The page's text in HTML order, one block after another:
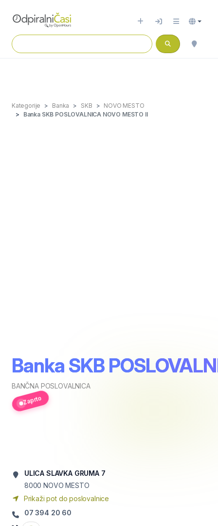
Kategorije Banka SKB
NOVO MESTO
Banka SKB POSLOVALNICA NOVO MESTO II
Banka SKB
BANČNA POSLOVALNICA
Zaprto
ULICA SLAVKA GRUMA 7
8000 NOVO MESTO
Prikaži pot do poslovalnice
07 394 20 60